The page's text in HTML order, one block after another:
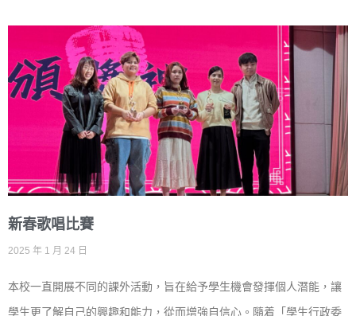
新春歌唱比賽
2025 年 1 月 24 日
本校一直開展不同的課外活動，旨在給予學生機會發揮個人潛能，讓
學生更了解自己的興趣和能力，從而增強自信心。隨着「學生行政委